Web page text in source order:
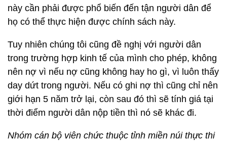
này cần phải được phổ biến đến tận người dân để
họ có thể thực hiện được chính sách này.
Tuy nhiên chúng tôi cũng đề nghị với người dân
trong trường hợp kinh tế của mình cho phép, không
nên nợ vì nếu nợ cũng không hay ho gì, vì luôn thấy
day dứt trong người. Nếu có ghi nợ thì cũng chỉ nên
giới hạn 5 năm trở lại, còn sau đó thì sẽ tính giá tại
thời điểm người dân nộp tiền thì nó sẽ khác đi.
Nhóm cán bộ viên chức thuộc tỉnh miền núi thực thi